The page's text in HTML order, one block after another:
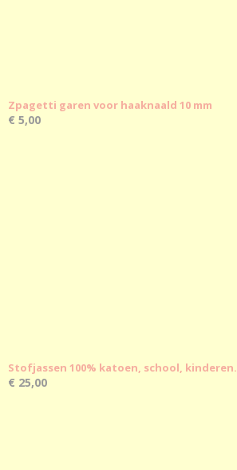
Zpagetti garen voor haaknaald 10 mm
€ 5,00
Stofjassen 100% katoen, school, kinderen.
€ 25,00